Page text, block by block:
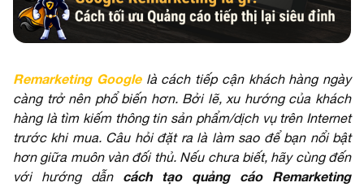
Remarketing Googlelà cách tiếp cận khách hàng ngày
càng trở nên phổ biến hơn. Bởi lẽ, xu hướng của khách
hàng là tìm kiếm thông tin sản phẩm/dịch vụ trên Internet
trước khi mua. Câu hỏi đặt ra là làm sao để bạn nổi bật
hơn giữa muôn vàn đối thủ. Nếu chưa biết, hãy cùng đến
với hướng dẫn cách tạo quảng cáo Remarketing